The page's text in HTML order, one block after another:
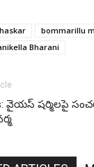
bommarillu
Bharani
వైయస్ షర్మిలపై